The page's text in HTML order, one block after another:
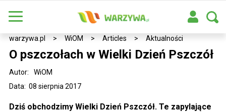
warzywa.pl > WiOM > Articles > Aktualności
O pszczołach w Wielki Dzień Pszczół
Data: 08 sierpnia 2017
Autor: WiOM
Dziś obchodzimy Wielki Dzień Pszczół. Te zapylające